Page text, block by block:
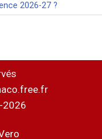
2026-27 ?
2026